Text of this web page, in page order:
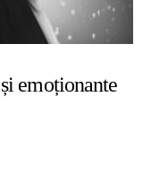
emoționante